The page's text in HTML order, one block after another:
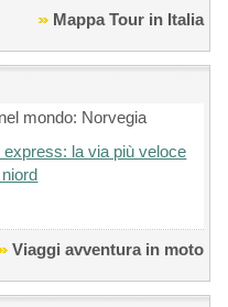
Mappa Tour in Italia
mondo: Norvegia
express: la via più veloce
Viaggi avventura in moto